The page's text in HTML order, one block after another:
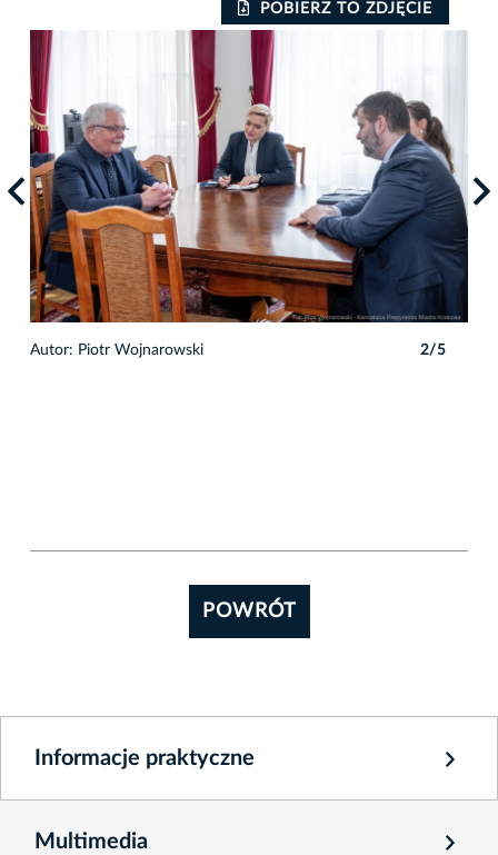
POBIERZ TO ZDJĘCIE
Autor: Piotr Wojnarowski 2/5
POWRÓT
Informacje praktyczne
Multimedia